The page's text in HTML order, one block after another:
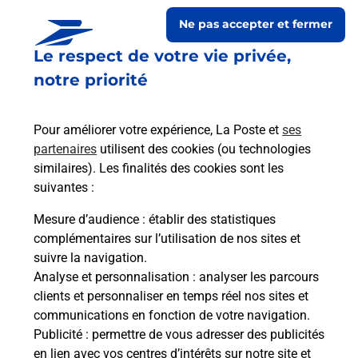
Le respect de votre vie privée,
notre priorité
Pour améliorer votre expérience, La Poste et ses
partenaires utilisent des cookies (ou technologies
similaires). Les finalités des cookies sont les
suivantes :
Mesure d’audience : établir des statistiques
complémentaires sur l’utilisation de nos sites et
suivre la navigation.
Analyse et personnalisation : analyser les parcours
clients et personnaliser en temps réel nos sites et
communications en fonction de votre navigation.
Publicité : permettre de vous adresser des publicités
en lien avec vos centres d’intérêts sur notre site et
Ne pas accepter et fermer
Collecte du courrier aujourd'hui à 08h30
20 Chemin De L Eglise
33550 Lestiac Sur Garonne
Itinéraire
Le lien s'ouvre dans un nouvel onglet